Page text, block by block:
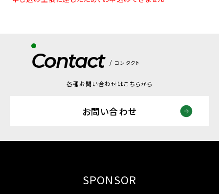
Contact コンタクト
各種お問い合わせはこちらから
お問い合わせ
SPONSOR